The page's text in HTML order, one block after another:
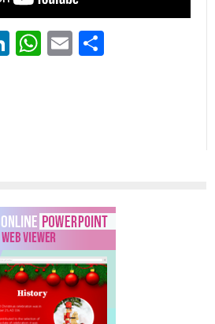
LinkedIn
WhatsApp
Email